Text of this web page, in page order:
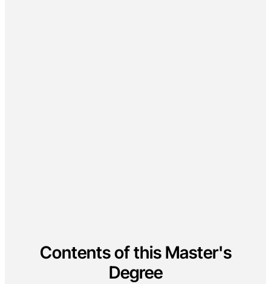
Contents of this Master's
Degree